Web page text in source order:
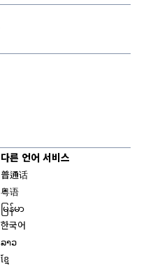
다른 언어 서비스
普通话
粤语
မြန်မာ
한국어
ລາວ
ខ្មែ